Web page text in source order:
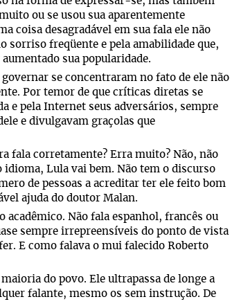
ou se usou sua aparentemente
coisa desagradável em sua fala ele não
sorriso freqüente e pela amabilidade que,
sua popularidade.
se concentraram no fato de ele não
Por temor de que críticas diretas se
e pela Internet seus adversários, sempre
e divulgavam graçolas que
fala corretamente? Erra muito? Não, não
Lula vai bem. Não tem o discurso
de pessoas a acreditar ter ele feito bom
ajuda do doutor Malan.
Não fala espanhol, francês ou
sempre irrepreensíveis do ponto de vista
E como falava o mui falecido Roberto
do povo. Ele ultrapassa de longe a
falante, mesmo os sem instrução. De